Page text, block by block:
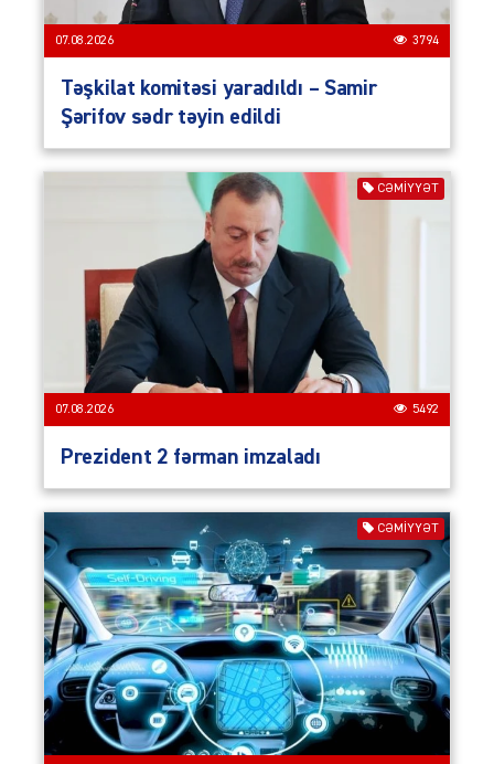
07.08.2026 3794
Təşkilat komitəsi yaradıldı – Samir
Şərifov sədr təyin edildi
CƏMIYYƏT
07.08.2026 5492
Prezident 2 fərman imzaladı
CƏMIYYƏT